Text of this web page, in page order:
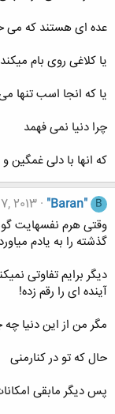
عده ای هستند که می
یا کلاغی روی بام میکند
یا که انجا اسب تنها
چرا دنیا نمی فهمد
که انها با دلی غمگین
B
"Baran"
2013
وقتی هرم نفسهایت
گذشته را به یادم میاورد
دیگر برایم تفاوتی
آینده ای را رقم زده!
مگر من از این دنیا
حال که تو در کنارمنی
پس دیگر مابقی